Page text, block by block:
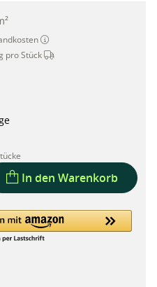
für mobile Baustraßen,
pro Stück Dieser Artikel wird per
In den Warenkorb